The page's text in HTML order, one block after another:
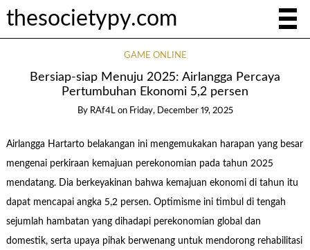
thesocietypy.com
GAME ONLINE
Bersiap-siap Menuju 2025: Airlangga Percaya
Pertumbuhan Ekonomi 5,2 persen
By RAf4L on Friday, December 19, 2025
Airlangga Hartarto belakangan ini mengemukakan harapan yang besar
mengenai perkiraan kemajuan perekonomian pada tahun 2025
mendatang. Dia berkeyakinan bahwa kemajuan ekonomi di tahun itu
dapat mencapai angka 5,2 persen. Optimisme ini timbul di tengah
sejumlah hambatan yang dihadapi perekonomian global dan
domestik, serta upaya pihak berwenang untuk mendorong rehabilitasi